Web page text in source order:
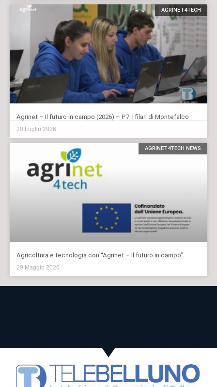
AGRINET4TECH
Agrinet – Il futuro in campo (2026) – P7: I filari di Montefalco
20 Luglio 2026
AGRINET4TECH NEWS
Agricoltura e tecnologia con “Agrinet – Il futuro in campo”
29 Maggio 2026